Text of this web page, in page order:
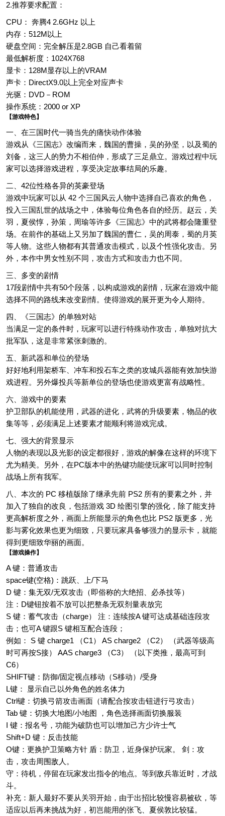
2.推荐要求配置：
CPU： 奔腾4 2.6GHz 以上
内存：512M以上
硬盘空间：完全解压是2.8GB 自己看着留
最低解析度：1024X768
显卡：128M显存以上的VRAM
声卡：DirectX9.0以上完全对应声卡
光驱：DVD－ROM
操作系统：2000 or XP
【游戏特色】
一、在三国时代一骑当先的痛快动作体验
游戏从《三国志》改编而来，魏国的曹操，吴的孙坚，以及蜀的
刘备，这三人的势力不相伯仲，形成了三足鼎立。游戏过程中玩
家可以选择游戏进程，享受决定故事结局的乐趣。
二、42位性格各异的英豪登场
游戏中玩家可以从 42 个三国风云人物中选择自己喜欢的角色，
投入三国乱世的战场之中，体验每位角色各自的经历。赵云，关
羽，夏侯惇，孙策，周瑜等许多《三国志》中的武将都会隆重登
场。在前作的基础上又另加了魏国的曹仁，吴的周泰，蜀的月英
等人物。这些人物都有其普通攻击模式，以及个性强化攻击。另
外，本作中男女性别不同，攻击方式和攻击力也不同。
三、多变的剧情
17段剧情中共有50个段落，以构成游戏的剧情，玩家在游戏中能
选择不同的路线来改变剧情。使得游戏的展开更为令人期待。
四、《三国志》的单独对站
当满足一定的条件时，玩家可以进行特殊动作攻击，单独对抗大
批军队，这是非常紧张刺激的。
五、新武器和单位的登场
好好地利用架桥车、冲车和投石车之类的攻城兵器能有效加快游
戏进程。另外爆投兵等新单位的登场也使游戏更富有战略性。
六、游戏中的要素
护卫部队的机能使用，武器的进化，武将的升级要素，物品的收
集等等，必须满足上述要素才能顺利将游戏完成。
七、强大的背景显示
人物的表现以及光影的设定都很好，游戏的解像在这样的环境下
尤为精美。另外，在PC版本中的热键功能使玩家可以同时控制
战场上所有我军。
八、本次的 PC 移植版除了继承先前 PS2 所有的要素之外，并
加入了独自的改良，包括游戏 3D 绘图引擎的强化，除了能支持
更高解析度之外，画面上所能显示的角色也比 PS2 版更多，光
影与雾化效果也更为细致，只要玩家具备够强力的显示卡，就能
得到更细致华丽的画面。
【游戏操作】
A 键：普通攻击
space键(空格)：跳跃、上/下马
D 键：集无双/无双攻击（即俗称的大绝招、必杀技等）
注：D键钮按着不放可以把整条无双剂量表放完
S 键：蓄气攻击（charge） 注：连续按A 键可达成基础连段攻
击；也可A 键跟S 键相互配合连段；
例如： S 键 charge1 （C1） AS charge2 （C2） （武器等级高
时可再按S接） AAS charge3 （C3） （以下类推，最高可到
C6）
SHIFT键：防御/固定视点移动（S移动）/受身
L键： 显示自己以外角色的姓名体力
Ctrl键：切换弓箭攻击画面（请配合按攻击钮进行弓攻击）
Tab 键：切换大地图/小地图 ，角色选择画面切换服装
I 键：报名号，功能为破防也可以增加己方少许士气
Shift+D 键：反击技能
O键：更换护卫策略方针 盾：防卫，近身保护玩家。 剑：攻
击，攻击周围敌人。
守：待机，停留在玩家发出指令的地点。等到敌兵靠近时，才战
斗。
补充：新人最好不要从关羽开始，由于出招比较慢容易被砍，等
适应以后再来挑战为好，初岂能用的张飞、夏侯敦比较猛。